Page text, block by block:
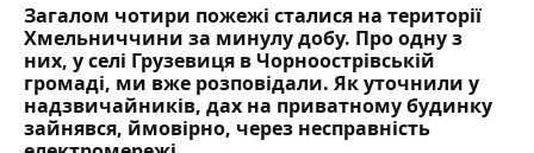
Загалом чотири пожежі сталися на території
Хмельниччини за минулу добу. Про одну з
них, у селі Грузевиця в Чорноострівській
громаді, ми вже розповідали. Як уточнили у
надзвичайників, дах на приватному будинку
зайнявся, ймовірно, через несправність